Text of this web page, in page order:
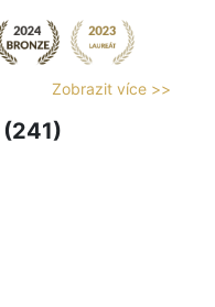
Zobrazit více >>
(241)